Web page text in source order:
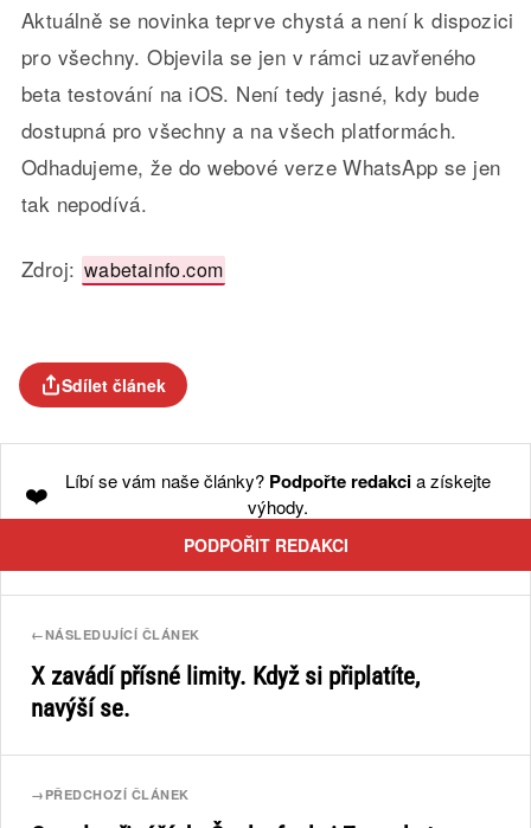
Aktuálně se novinka teprve chystá a není k dispozici
pro všechny. Objevila se jen v rámci uzavřeného
beta testování na iOS. Není tedy jasné, kdy bude
dostupná pro všechny a na všech platformách.
Odhadujeme, že do webové verze WhatsApp se jen
tak nepodívá.
Zdroj: wabetainfo.com
Sdílet článek
❤️ Líbí se vám naše články? Podpořte redakcia získejte
výhody.
PODPOŘIT REDAKCI
←NÁSLEDUJÍCÍ ČLÁNEK
X zavádí přísné limity. Když si připlatíte,
navýší se.
→ PŘEDCHOZÍ ČLÁNEK